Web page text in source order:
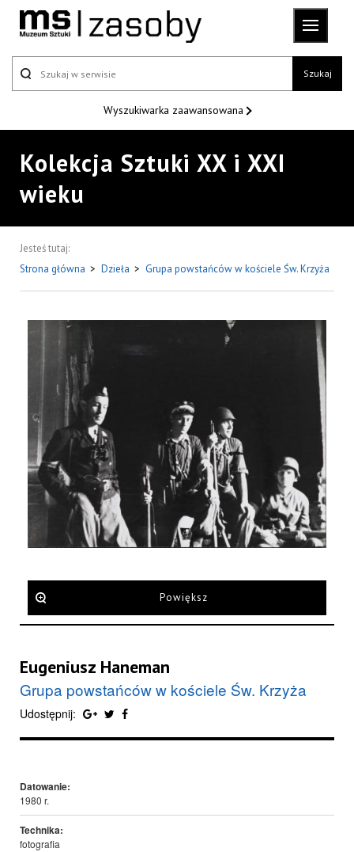
Szukaj
Wyszukiwarka zaawansowana
Kolekcja Sztuki XX i XXI
wieku
Jesteś tutaj:
Strona główna > Dzieła > Grupa powstańców w kościele Św. Krzyża
Powiększ
Eugeniusz Haneman
Grupa powstańców w kościele Św. Krzyża
Udostępnij:
Datowanie:
1980 r.
Technika:
fotografia